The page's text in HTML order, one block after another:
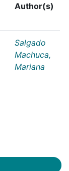
Author(s)
Salgado
Machuca,
Mariana